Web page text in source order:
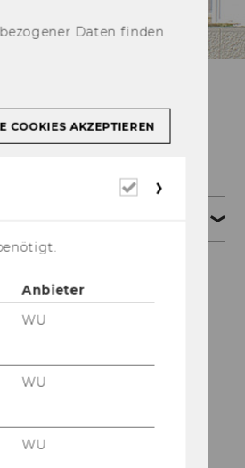
Immobilienmarkt
Daten finden
COOKIES AKZEPTIEREN
Erforderliche
Anbieter
WU
WU
WU